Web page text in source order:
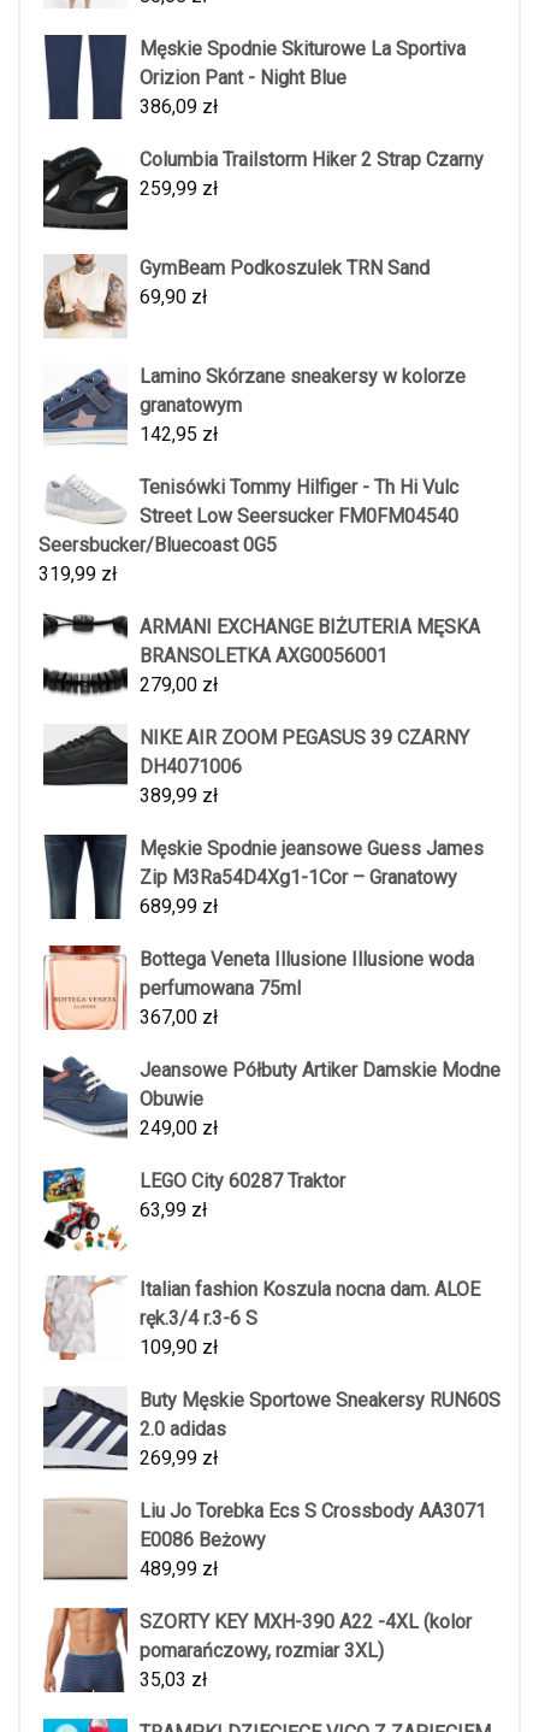
Męskie Spodnie Skiturowe La Sportiva
Orizion Pant - Night Blue
386,09 zł
Columbia Trailstorm Hiker 2 Strap Czarny
259,99 zł
GymBeam Podkoszulek TRN Sand
69,90 zł
Lamino Skórzane sneakersy w kolorze
granatowym
142,95 zł
Tenisówki Tommy Hilfiger - Th Hi Vulc
Street Low Seersucker FM0FM04540
Seersbucker/Bluecoast 0G5
319,99 zł
ARMANI EXCHANGE BIŻUTERIA MĘSKA
BRANSOLETKA AXG0056001
279,00 zł
NIKE AIR ZOOM PEGASUS 39 CZARNY
DH4071006
389,99 zł
Męskie Spodnie jeansowe Guess James
Zip M3Ra54D4Xg1-1Cor – Granatowy
689,99 zł
Bottega Veneta Illusione Illusione woda
perfumowana 75ml
367,00 zł
Jeansowe Półbuty Artiker Damskie Modne
Obuwie
249,00 zł
LEGO City 60287 Traktor
63,99 zł
Italian fashion Koszula nocna dam. ALOE
ręk.3/4 r.3-6 S
109,90 zł
Buty Męskie Sportowe Sneakersy RUN60S
2.0 adidas
269,99 zł
Liu Jo Torebka Ecs S Crossbody AA3071
E0086 Beżowy
489,99 zł
SZORTY KEY MXH-390 A22 -4XL (kolor
pomarańczowy, rozmiar 3XL)
35,03 zł